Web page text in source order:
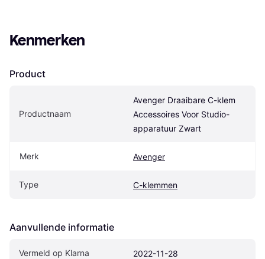
Kenmerken
Product
Productnaam
Avenger Draaibare C-klem
Accessoires Voor Studio-
apparatuur Zwart
Merk Avenger
Type C-klemmen
Aanvullende informatie
Vermeld op Klarna 2022-11-28